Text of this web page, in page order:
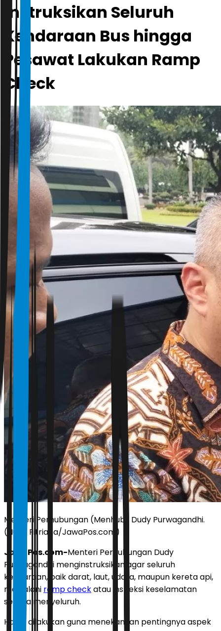
Instruksikan Seluruh
Kendaraan Bus hingga
Pesawat Lakukan Ramp
Check
Menteri Perhubungan (Menhub) Dudy Purwagandhi.
(Nurul Fitriana/JawaPos.com)
JawaPos.com-Menteri Perhubungan Dudy
Purwagandhi menginstruksikan agar seluruh
kendaraan, baik darat, laut, udara, maupun kereta api,
menjalani ramp checkatau inspeksi keselamatan
secara menyeluruh.
Hal ini dilakukan guna menekankan pentingnya aspek